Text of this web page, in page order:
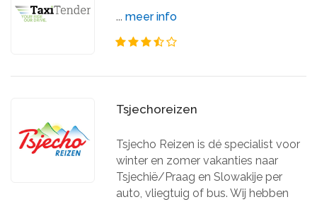
...meer info
Tsjechoreizen
Tsjecho Reizen is dé specialist voor
winter en zomer vakanties naar
Tsjechië/Praag en Slowakije per
auto, vliegtuig of bus. Wij hebben